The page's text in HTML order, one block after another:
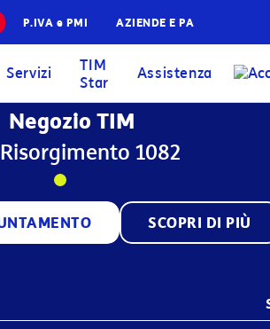
P.IVA e PMI AZIENDE E PA
Servizi
TIM
Star
Assistenza
Negozio TIM
1082
SCOPRI DI PIÙ